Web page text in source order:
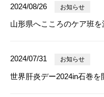
2024/08/26 お知らせ
山形県へこころのケア班を
2024/07/31 お知らせ
世界肝炎デー2024in石巻を